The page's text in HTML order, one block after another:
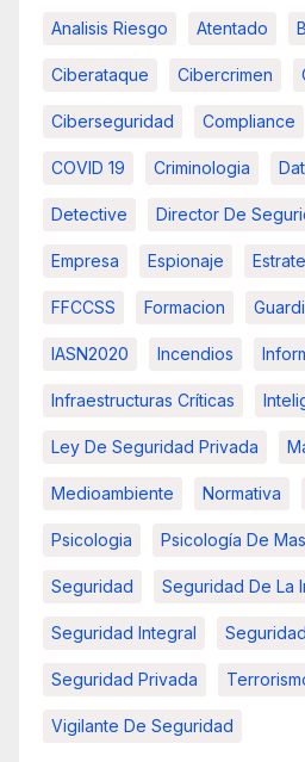
Analisis Riesgo Atentado
Ciberataque Cibercrimen
Ciberseguridad Compliance
COVID 19 Criminologia
Detective Director De
Empresa Espionaje
FFCCSS Formacion
IASN2020 Incendios
Infraestructuras Críticas
Ley De Seguridad Privada
Medioambiente Normativa
Psicologia Psicología De
Seguridad Seguridad De La
Seguridad Integral
Seguridad Privada
Vigilante De Seguridad